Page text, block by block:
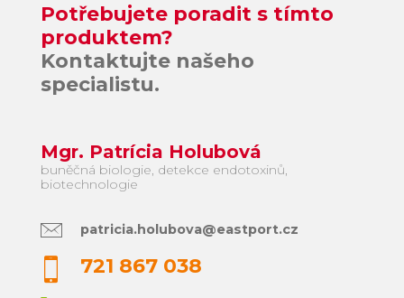
Potřebujete poradit s tímto
produktem?
Kontaktujte našeho
specialistu.
Mgr. Patrícia Holubová
buněčná biologie, detekce endotoxinů,
biotechnologie
patricia.holubova@eastport.cz
721 867 038